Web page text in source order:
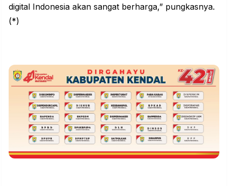
digital Indonesia akan sangat berharga,” pungkasnya.
(*)